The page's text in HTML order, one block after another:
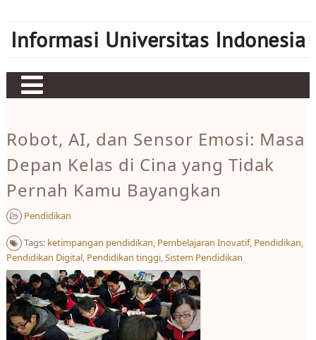
content
Informasi Universitas Indonesia
Judi bola
Sbobet
Mahjong Ways 2
Server Kamboja
Server Thailand
bonus new member
Robot, AI, dan Sensor Emosi: Masa
Depan Kelas di Cina yang Tidak
Pernah Kamu Bayangkan
Pendidikan
Tags: ketimpangan pendidikan, Pembelajaran Inovatif, Pendidikan,
Pendidikan Digital, Pendidikan tinggi,Sistem Pendidikan